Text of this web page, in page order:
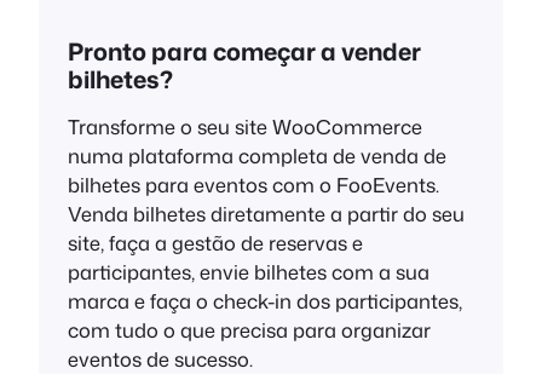
Pronto para começar a vender
bilhetes?
Transforme o seu site WooCommerce
numa plataforma completa de venda de
bilhetes para eventos com o FooEvents.
Venda bilhetes diretamente a partir do seu
site, faça a gestão de reservas e
participantes, envie bilhetes com a sua
marca e faça o check-in dos participantes,
com tudo o que precisa para organizar
eventos de sucesso.